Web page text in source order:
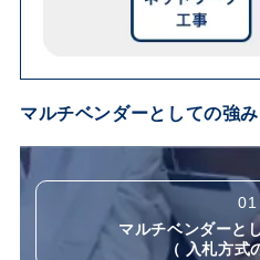
マルチベンダーとしての強み
01
マルチベンダーと
（ 入札方式